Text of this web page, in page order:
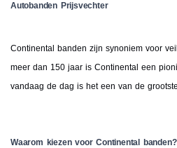
Autobanden Prijsvechter
Continental banden zijn synoniem voor
meer dan 150 jaar is Continental een
vandaag de dag is het een van de
Waarom kiezen voor Continental banden?